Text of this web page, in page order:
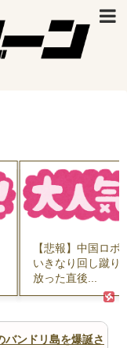
【悲報】中国ロボ
いきなり回し蹴り
放った直後...
バンドリ島を爆誕さ